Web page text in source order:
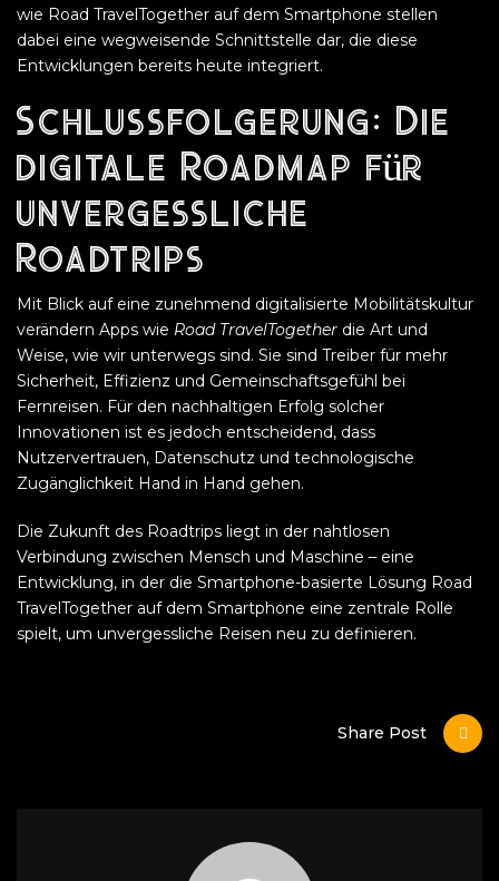
wie Road TravelTogether auf dem Smartphone stellen
dabei eine wegweisende Schnittstelle dar, die diese
Entwicklungen bereits heute integriert.
Schlussfolgerung: Die
digitale Roadmap für
unvergessliche
Roadtrips
Mit Blick auf eine zunehmend digitalisierte Mobilitätskultur
verändern Apps wie Road TravelTogether die Art und
Weise, wie wir unterwegs sind. Sie sind Treiber für mehr
Sicherheit, Effizienz und Gemeinschaftsgefühl bei
Fernreisen. Für den nachhaltigen Erfolg solcher
Innovationen ist es jedoch entscheidend, dass
Nutzervertrauen, Datenschutz und technologische
Zugänglichkeit Hand in Hand gehen.
Die Zukunft des Roadtrips liegt in der nahtlosen
Verbindung zwischen Mensch und Maschine – eine
Entwicklung, in der die Smartphone-basierte Lösung Road
TravelTogether auf dem Smartphone eine zentrale Rolle
spielt, um unvergessliche Reisen neu zu definieren.
Share Post